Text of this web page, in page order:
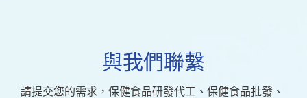
與我們聯繫
請提交您的需求，保健食品研發代工、保健食品批發、